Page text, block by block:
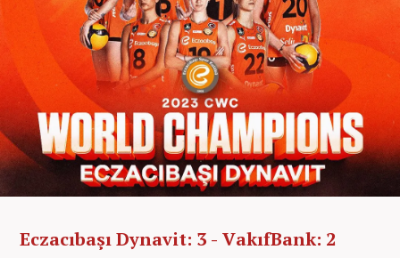
Eczacıbaşı Dynavit: 3 - VakıfBank: 2